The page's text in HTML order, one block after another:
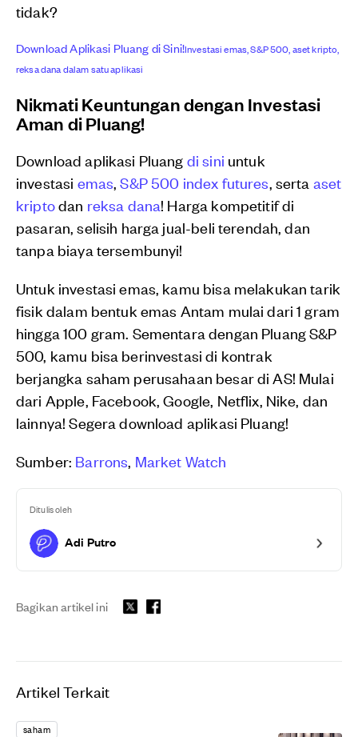
tidak?
Download Aplikasi Pluang di Sini!Investasi emas, S&P 500, aset kripto,
reksa dana dalam satu aplikasi
Nikmati Keuntungan dengan Investasi
Aman di Pluang!
Download aplikasi Pluang di sini untuk
investasi emas,S&P 500 index futures, serta aset
kriptodan reksa dana! Harga kompetitif di
pasaran, selisih harga jual-beli terendah, dan
tanpa biaya tersembunyi!
Untuk investasi emas, kamu bisa melakukan tarik
fisik dalam bentuk emas Antam mulai dari 1 gram
hingga 100 gram. Sementara dengan Pluang S&P
500, kamu bisa berinvestasi di kontrak
berjangka saham perusahaan besar di AS! Mulai
dari Apple, Facebook, Google, Netflix, Nike, dan
lainnya! Segera download aplikasi Pluang!
Sumber: Barrons, Market Watch
Ditulis oleh
Adi Putro
Bagikan artikel ini
Artikel Terkait
saham